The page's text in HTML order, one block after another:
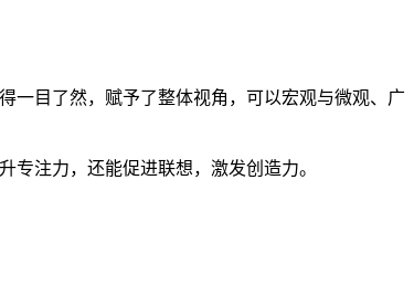
一目了然，赋予了整体视角，可以宏观与微观、广
注力，还能促进联想，激发创造力。